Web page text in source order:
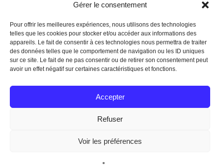
Gérer le consentement
Pour offrir les meilleures expériences, nous utilisons des technologies
telles que les cookies pour stocker et/ou accéder aux informations des
appareils. Le fait de consentir à ces technologies nous permettra de traiter
des données telles que le comportement de navigation ou les ID uniques
sur ce site. Le fait de ne pas consentir ou de retirer son consentement peut
avoir un effet négatif sur certaines caractéristiques et fonctions.
Accepter
Refuser
Voir les préférences
Mentions légales